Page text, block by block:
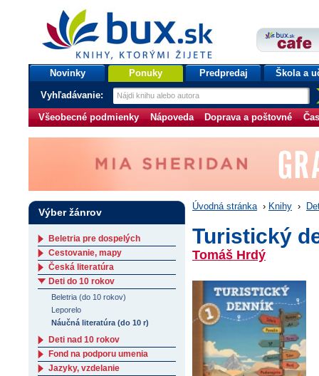
bux.sk
knihy, ktorými žijete
Úvodná stránka
Novinky Ponuky Predpredaj Škola a
Vyhľadávanie:
Všeobecné podmienky Nápoveda Doprava a poštovné
Úvodná stránka › Knihy ›
Turistický
Tomáš Hrdý
Výber žánrov
Beletria pre dospelých
Cestovanie, mapy
Česká literatúra
Deti do 10 rokov
Beletria (do 10 rokov)
Leporelo
Náučná literatúra (do 10 r)
Deti nad 10 rokov
Fond na podporu umenia
Jazyky, vzdelanie